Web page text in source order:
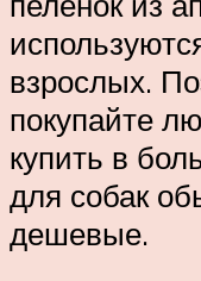
взрослых.
покупайте
купить в
для собак
дешевые.